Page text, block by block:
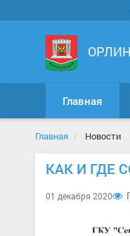
Главная
Главная Новости
КАК И ГДЕ
01 декабря 2020